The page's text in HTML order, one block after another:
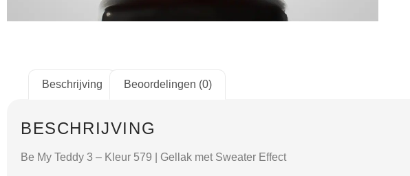
Beschrijving Beoordelingen (0)
BESCHRIJVING
Be My Teddy 3 – Kleur 579 | Gellak met Sweater Effect